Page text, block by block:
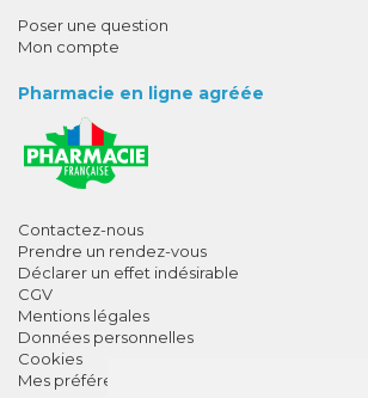
Poser une question
Mon compte
Pharmacie en ligne agréée
Contactez-nous
Prendre un rendez-vous
Déclarer un effet indésirable
CGV
Mentions légales
Données personnelles
Cookies
Mes préférences Cookies